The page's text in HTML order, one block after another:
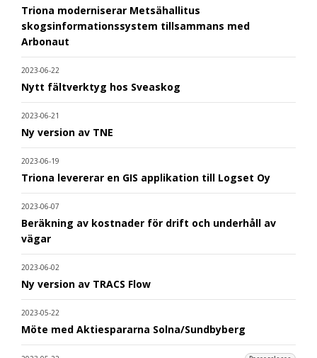
Triona moderniserar Metsähallitus
skogsinformationssystem tillsammans med
Arbonaut
2023-06-22
Nytt fältverktyg hos Sveaskog
2023-06-21
Ny version av TNE
2023-06-19
Triona levererar en GIS applikation till Logset Oy
2023-06-07
Beräkning av kostnader för drift och underhåll av
vägar
2023-06-02
Ny version av TRACS Flow
2023-05-22
Möte med Aktiespararna Solna/Sundbyberg